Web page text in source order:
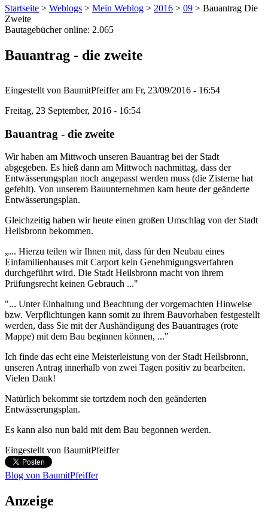
Startseite > Weblogs > Mein Weblog > 2016 > 09 > Bauantrag Die
Zweite
Bautagebücher online: 2.065
Bauantrag - die zweite
Eingestellt von BaumitPfeifferam Fr, 23/09/2016 - 16:54
Freitag, 23 September, 2016 - 16:54
Bauantrag - die zweite
Wir haben am Mittwoch unseren Bauantrag bei der Stadt
abgegeben. Es hieß dann am Mittwoch nachmittag, dass der
Entwässerungsplan noch angepasst werden muss (die Zisterne hat
gefehlt). Von unserem Bauunternehmen kam heute der geänderte
Entwässerungsplan.
Gleichzeitig haben wir heute einen großen Umschlag von der Stadt
Heilsbronn bekommen.
„... Hierzu teilen wir Ihnen mit, dass für den Neubau eines
Einfamilienhauses mit Carport kein Genehmigungsverfahren
durchgeführt wird. Die Stadt Heilsbronn macht von ihrem
Prüfungsrecht keinen Gebrauch ..."
"... Unter Einhaltung und Beachtung der vorgemachten Hinweise
bzw. Verpflichtungen kann somit zu ihrem Bauvorhaben festgestellt
werden, dass Sie mit der Aushändigung des Bauantrages (rote
Mappe) mit dem Bau beginnen können, ..."
Ich finde das echt eine Meisterleistung von der Stadt Heilsbronn,
unseren Antrag innerhalb von zwei Tagen positiv zu bearbeiten.
Vielen Dank!
Natürlich bekommt sie tortzdem noch den geänderten
Entwässerungsplan.
Es kann also nun bald mit dem Bau begonnen werden.
Eingestellt von BaumitPfeiffer
Blog von BaumitPfeiffer
Anzeige